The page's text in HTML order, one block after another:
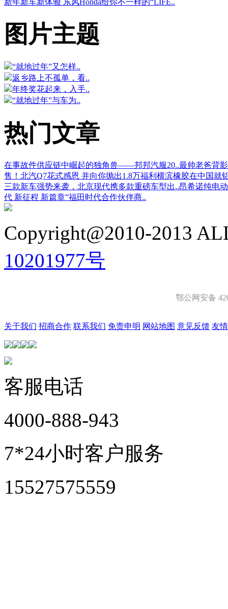
图片主题
“就地过年”又怎样..
返乡路上不孤单，看..
年终奖花起来，入手..
“就地过年”与车为..
热门文章
在事故件供应链中崛起的独角兽——邦邦汽服20..最帅老爸背
售！ 北汽Q7花式感恩 并向你抛出1.8万福利 横滨橡胶在中国就
三款新车强势来袭，北京现代携多款重磅车型出..昂希诺纯电
代 新征程 新篇章”福田时代合作伙伴商..
Copyright@2010-2013
10201977号
鄂公网安备
关于我们 招商合作 联系我们 免责申明 网站地图 意见反馈 友
客服电话
4000-888-943
7*24小时客户服务
15527575559